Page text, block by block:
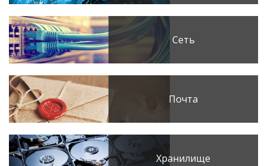
Сеть
Почта
Хранилище